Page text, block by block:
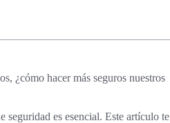
¿cómo hacer más seguros nuestros
seguridad es esencial. Este artículo te